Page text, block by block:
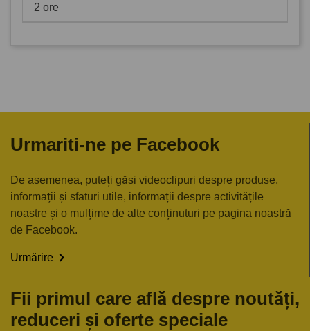
2 ore
Urmariti-ne pe Facebook
De asemenea, puteți găsi videoclipuri despre produse,
informații și sfaturi utile, informații despre activitățile
noastre și o mulțime de alte conținuturi pe pagina noastră
de Facebook.
Urmărire 
Fii primul care află despre noutăți,
reduceri și oferte speciale